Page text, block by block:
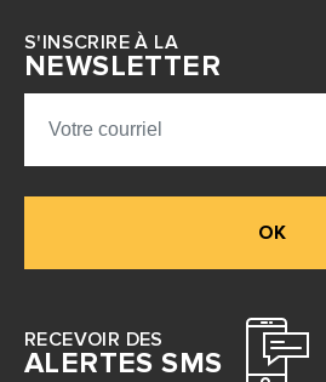
S'INSCRIRE À LA
NEWSLETTER
OK
RECEVOIR DES
ALERTES SMS